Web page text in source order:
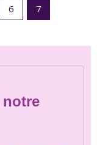
6 7
notre